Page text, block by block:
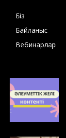
Біз
Байланыс
Вебинарлар